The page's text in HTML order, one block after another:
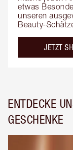
etwas
unseren
Beauty-
JETZT
ENTDECKE
GESCHENKE